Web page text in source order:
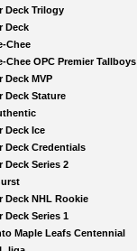
Deck Trilogy
Deck
Chee
Chee OPC Premier Tallboys
Deck MVP
Deck Stature
Deck Ice
Deck Credentials
Deck Series 2
Deck NHL Rookie
Deck Series 1
Maple Leafs Centennial